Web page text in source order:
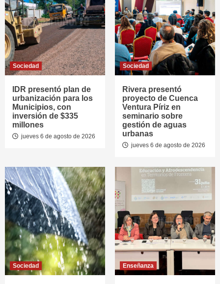
Sociedad
IDR presentó plan de
urbanización para los
Municipios, con
inversión de $335
millones
jueves 6 de agosto de 2026
Sociedad
Rivera presentó
proyecto de Cuenca
Ventura Píriz en
seminario sobre
gestión de aguas
urbanas
jueves 6 de agosto de 2026
Sociedad Enseñanza